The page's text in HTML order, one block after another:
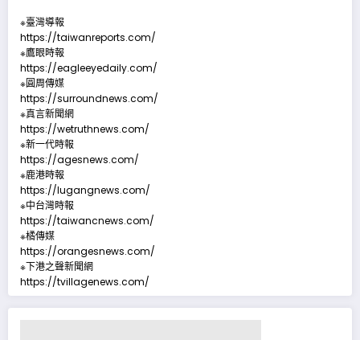
※臺灣導報
https://taiwanreports.com/
※鷹眼時報
https://eagleeyedaily.com/
※圓周傳媒
https://surroundnews.com/
※真言新聞網
https://wetruthnews.com/
※新一代時報
https://agesnews.com/
※鹿港時報
https://lugangnews.com/
※中台灣時報
https://taiwancnews.com/
※橘傳媒
https://orangesnews.com/
※下港之聲新聞網
https://tvillagenews.com/